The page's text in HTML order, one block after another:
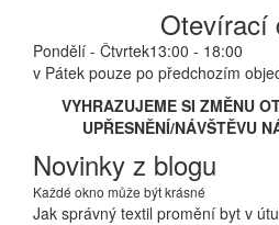
Otevírací
Pondělí - Čtvrtek13:00 - 18:00
v Pátek pouze po předchozím
VYHRAZUJEME SI ZMĚNU
UPŘESNĚNÍ/NÁVŠTĚVU
Novinky z blogu
Každé okno může být krásné
Jak správný textil promění byt v